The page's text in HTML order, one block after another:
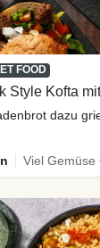
FOOD
Style Kofta
Viel Gemüse